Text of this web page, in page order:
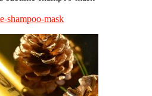
shampoo-mask